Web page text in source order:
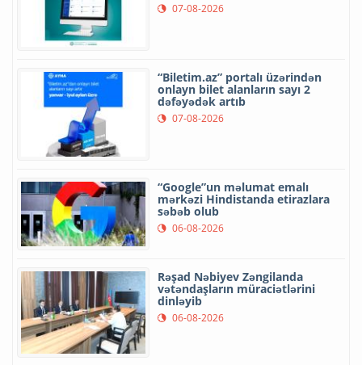
07-08-2026
“Biletim.az” portalı üzərindən
onlayn bilet alanların sayı 2
dəfəyədək artıb
07-08-2026
“Google”un məlumat emalı
mərkəzi Hindistanda etirazlara
səbəb olub
06-08-2026
Rəşad Nəbiyev Zəngilanda
vətəndaşların müraciətlərini
dinləyib
06-08-2026